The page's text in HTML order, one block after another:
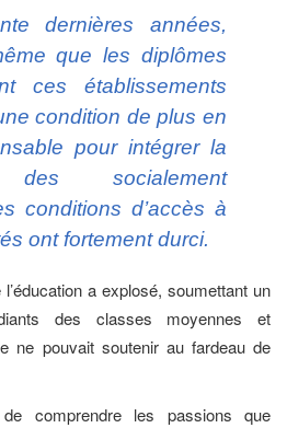
dernières années,
que les diplômes
ces établissements
condition de plus en
pour intégrer la
des socialement
conditions d’accès à
ont fortement durci.
a explosé, soumettant un
des classes moyennes et
ne pouvait soutenir au fardeau de
comprendre les passions que